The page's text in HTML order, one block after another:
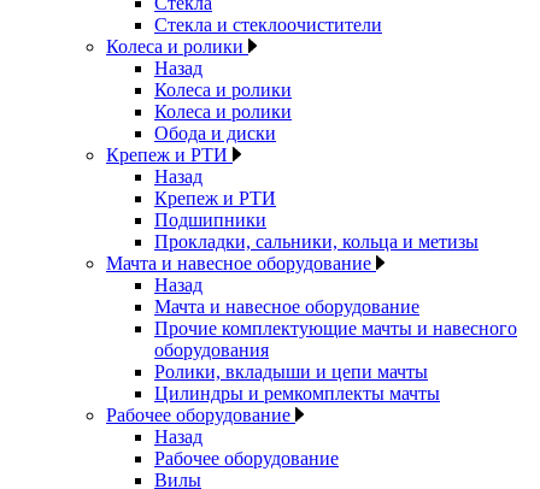
Стекла и стеклоочистители
Колеса и ролики
Назад
Колеса и ролики
Колеса и ролики
Обода и диски
Крепеж и РТИ
Назад
Крепеж и РТИ
Подшипники
Прокладки, сальники, кольца и метизы
Мачта и навесное оборудование
Назад
Мачта и навесное оборудование
Прочие комплектующие мачты и навесного
оборудования
Ролики, вкладыши и цепи мачты
Цилиндры и ремкомплекты мачты
Рабочее оборудование
Назад
Рабочее оборудование
Вилы